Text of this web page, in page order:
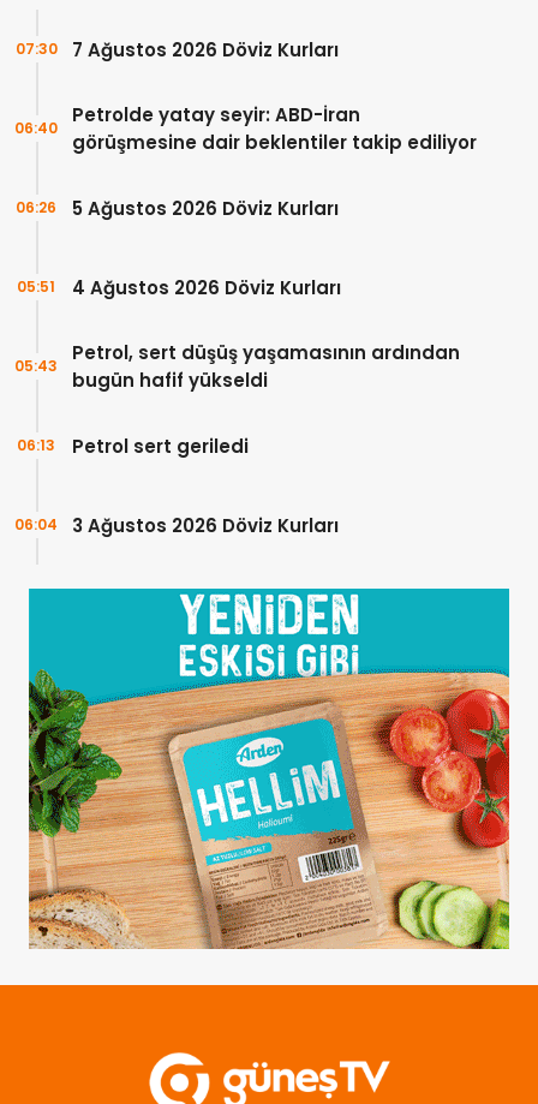
7 Ağustos 2026 Döviz Kurları
07:30
Petrolde yatay seyir: ABD-İran
görüşmesine dair beklentiler takip ediliyor
06:40
5 Ağustos 2026 Döviz Kurları
06:26
4 Ağustos 2026 Döviz Kurları
05:51
Petrol, sert düşüş yaşamasının ardından
bugün hafif yükseldi
05:43
Petrol sert geriledi
06:13
3 Ağustos 2026 Döviz Kurları
06:04